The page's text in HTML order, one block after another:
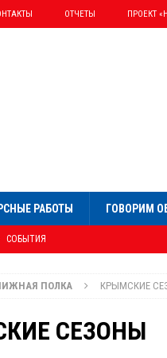
ОТЧЕТЫ ПРОЕКТ
РАБОТЫ ГОВОРИМ
СОБЫТИЯ
ПАЛЛАДИН
ПОЛКА КРЫМСКИЕ
СЕЗОНЫ